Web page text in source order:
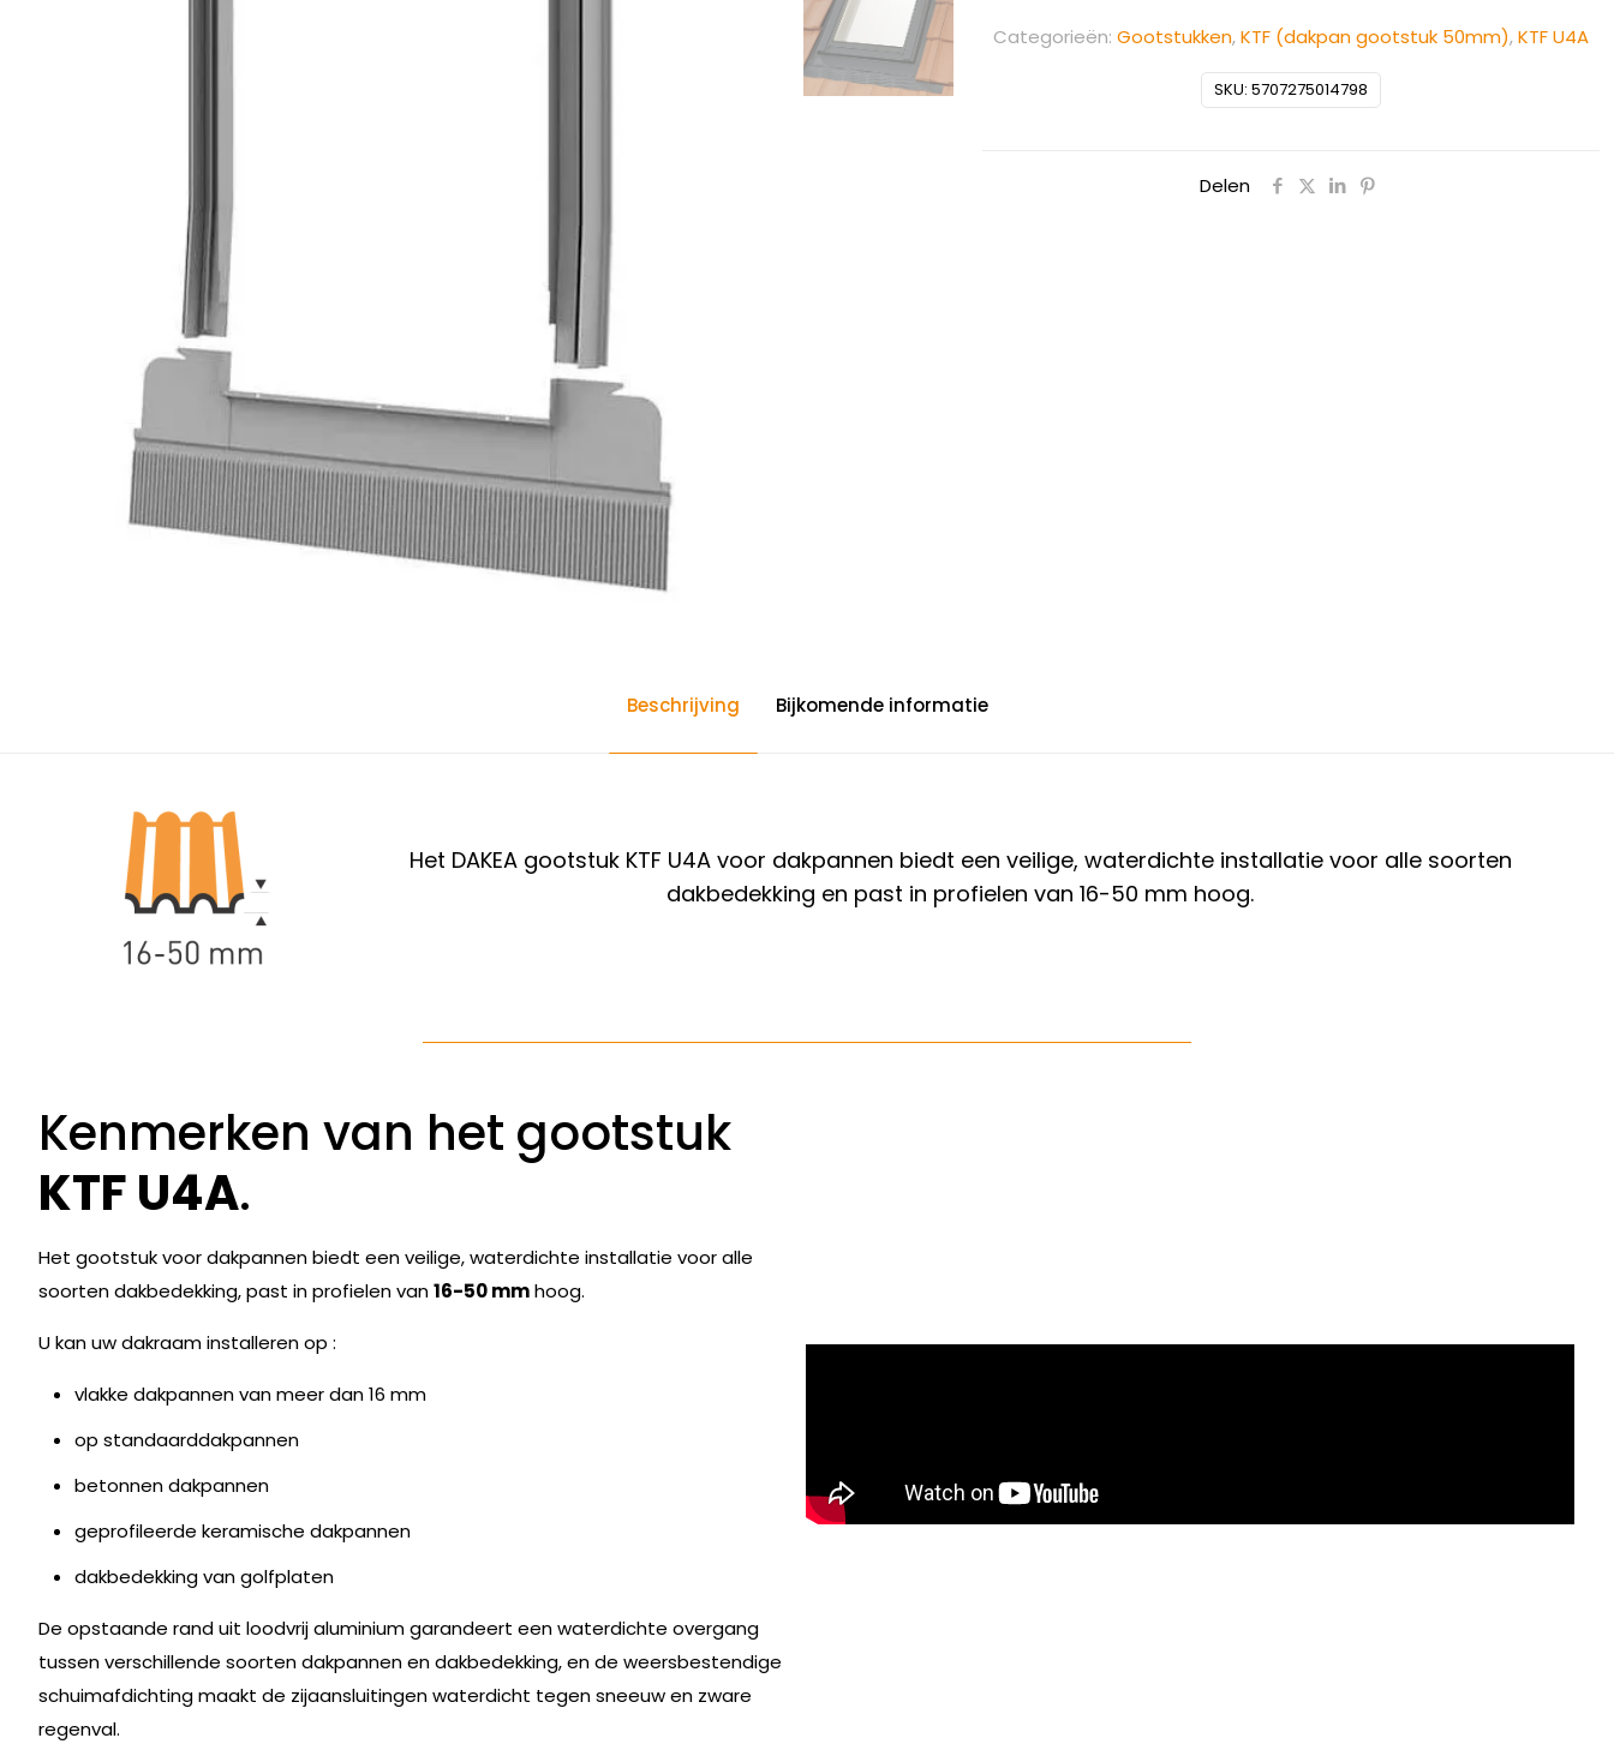
SKU:5707275014798
Categorieën:Gootstukken,KTF (dakpan gootstuk 50mm),KTF U4A
Delen
Beschrijving Bijkomende informatie
Het DAKEA gootstuk KTF U4A voor dakpannen biedt een veilige, waterdichte installatie voor alle soorten
dakbedekking en past in profielen van 16-50 mm hoog.
Kenmerken van het gootstuk
KTF U4A.
Het gootstuk voor dakpannen biedt een veilige, waterdichte installatie voor alle
soorten dakbedekking, past in profielen van16-50 mmhoog.
U kan uw dakraam installeren op :
vlakke dakpannen van meer dan 16 mm
op standaarddakpannen
betonnen dakpannen
geprofileerde keramische dakpannen
dakbedekking van golfplaten
De opstaande rand uit loodvrij aluminium garandeert een waterdichte overgang
tussen verschillende soorten dakpannen en dakbedekking, en de weersbestendige
schuimafdichting maakt de zijaansluitingen waterdicht tegen sneeuw en zware
regenval.